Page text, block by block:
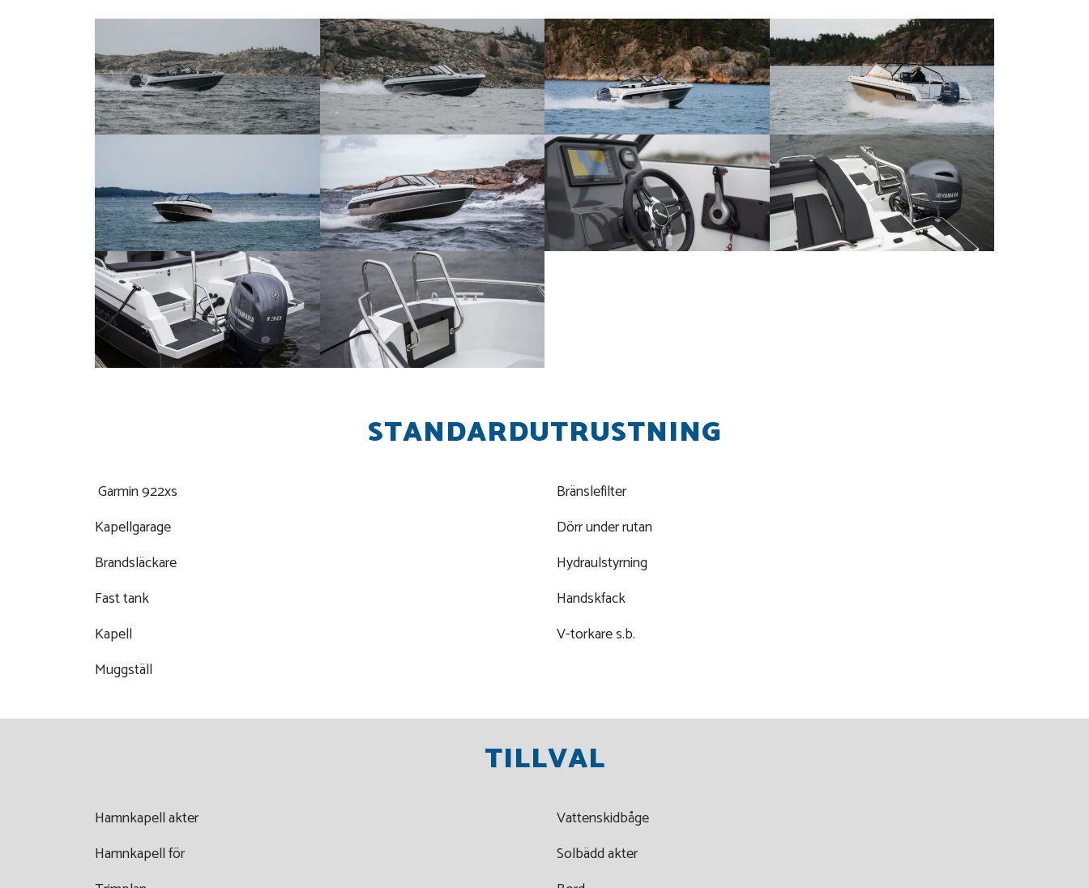
STANDARDUTRUSTNING
Garmin 922xs
Kapellgarage
Brandsläckare
Fast tank
Kapell
Muggställ
Bränslefilter
Dörr under rutan
Hydraulstyrning
Handskfack
V-torkare s.b.
TILLVAL
Hamnkapell akter
Hamnkapell för
Vattenskidbåge
Solbädd akter